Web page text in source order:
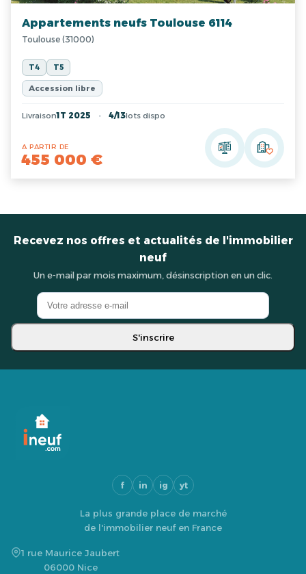
Appartements neufs Toulouse 6114
Toulouse (31000)
T4 T5
Accession libre
Livraison1T 2025 4/13lots dispo
A PARTIR DE
455 000 €
Recevez nos offres et actualités de l'immobilier
neuf
Un e-mail par mois maximum, désinscription en un clic.
S'inscrire
f in ig yt
La plus grande place de marché
de l'immobilier neuf en France
1 rue Maurice Jaubert
06000 Nice